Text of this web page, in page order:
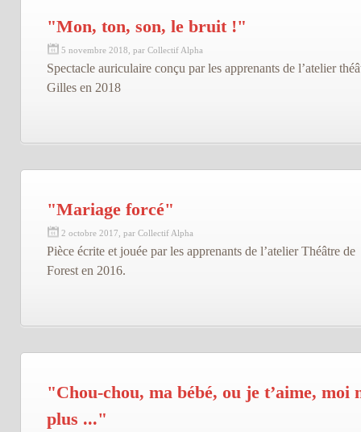
"Mon, ton, son, le bruit !"
5 novembre 2018, par Collectif Alpha
Spectacle auriculaire conçu par les apprenants de l’atelier
Gilles en 2018
"Mariage forcé"
2 octobre 2017, par Collectif Alpha
Pièce écrite et jouée par les apprenants de l’atelier Théâtre de
Forest en 2016.
"Chou-chou, ma bébé, ou je t’aime, moi
plus ..."